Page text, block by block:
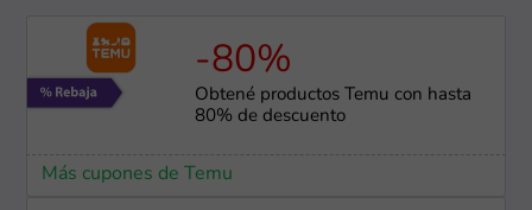
-80%
Obtené productos Temu con hasta
80% de descuento
Más cupones de Temu